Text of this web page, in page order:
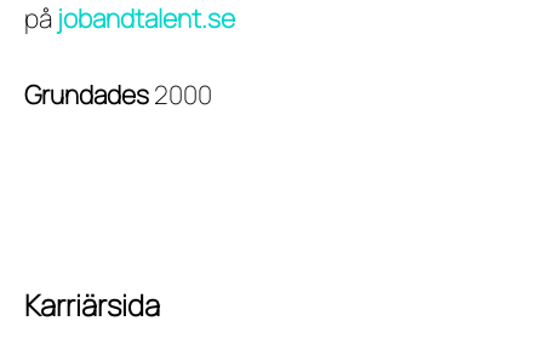
på jobandtalent.se
Grundades2000
Karriärsida